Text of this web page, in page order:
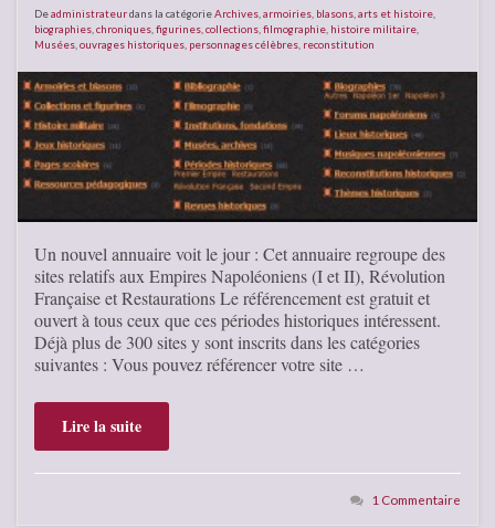
Deadministrateurdans la catégorieArchives armoiries, blasons arts et histoire
biographies chroniques figurines, collections filmographie histoire militaire
Musées ouvrages historiques personnages célèbres reconstitution
Un nouvel annuaire voit le jour : Cet annuaire regroupe des
sites relatifs aux Empires Napoléoniens (I et II), Révolution
Française et Restaurations Le référencement est gratuit et
ouvert à tous ceux que ces périodes historiques intéressent.
Déjà plus de 300 sites y sont inscrits dans les catégories
suivantes : Vous pouvez référencer votre site …
Lire la suite
1 Commentaire